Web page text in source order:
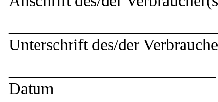
Unterschrift des/der
Datum